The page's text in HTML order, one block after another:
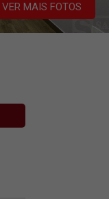
VER MAIS FOTOS